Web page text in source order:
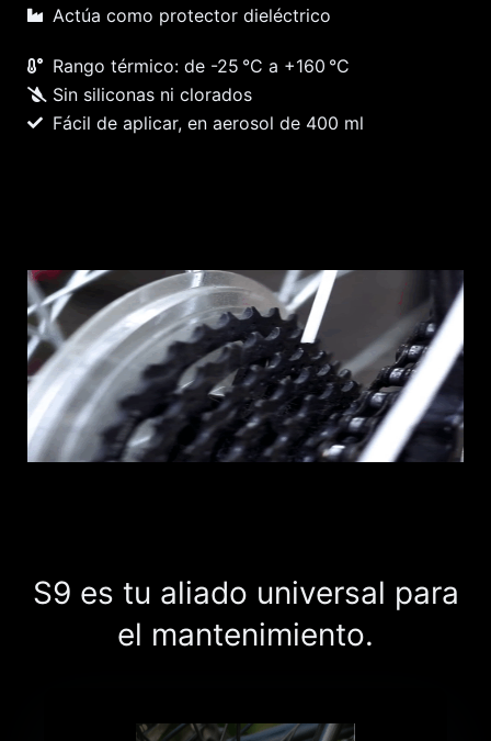
Actúa como protector dieléctrico
Rango térmico: de -25 °C a +160 °C
Sin siliconas ni clorados
Fácil de aplicar, en aerosol de 400 ml
S9 es tu aliado universal para
el mantenimiento.